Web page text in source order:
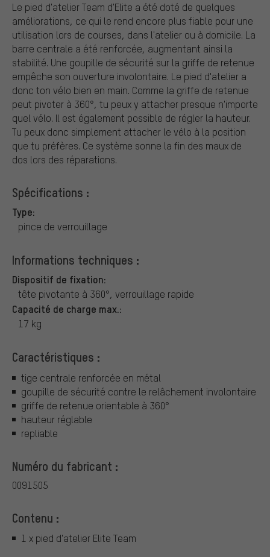
Le pied d'atelier Team d'Elite a été doté de quelques
améliorations, ce qui le rend encore plus fiable pour une
utilisation lors de courses, dans l'atelier ou à domicile. La
barre centrale a été renforcée, augmentant ainsi la
stabilité. Une goupille de sécurité sur la griffe de retenue
empêche son ouverture involontaire. Le pied d'atelier a
donc ton vélo bien en main. Comme la griffe de retenue
peut pivoter à 360°, tu peux y attacher presque n'importe
quel vélo. Il est également possible de régler la hauteur.
Tu peux donc simplement attacher le vélo à la position
que tu préfères. Ce système sonne la fin des maux de
dos lors des réparations.
Spécifications :
Type:
pince de verrouillage
Informations techniques :
Dispositif de fixation:
tête pivotante à 360°, verrouillage rapide
Capacité de charge max.:
17 kg
Caractéristiques :
tige centrale renforcée en métal
goupille de sécurité contre le relâchement involontaire
griffe de retenue orientable à 360°
hauteur réglable
repliable
Numéro du fabricant :
0091505
Contenu :
1 x pied d'atelier Elite Team